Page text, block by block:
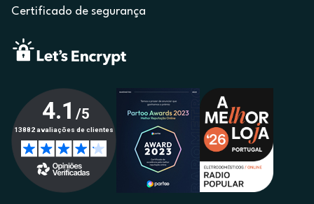
Certificado de segurança